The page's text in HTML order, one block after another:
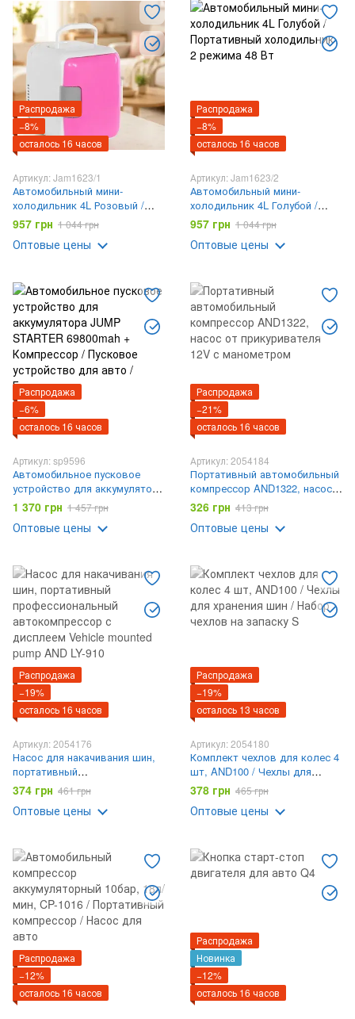
Распродажа
−8%
осталось 16 часов
Артикул: Jam1623/1
Автомобильный мини-
холодильник 4L Розовый /
Портативный холодильник 2
режима 48 Вт
957 грн 1 044 грн
Оптовые цены
Распродажа
−8%
осталось 16 часов
Артикул: Jam1623/2
Автомобильный мини-
холодильник 4L Голубой /
Портативный холодильник 2
режима 48 Вт
957 грн 1 044 грн
Оптовые цены
Распродажа
−6%
осталось 16 часов
Артикул: sp9596
Автомобильное пусковое
устройство для аккумулятора
JUMP STARTER 69800mah +
Компрессор / Пусковое
устройство для авто / Бустер
1 370 грн 1 457 грн
Оптовые цены
Распродажа
−21%
осталось 16 часов
Артикул: 2054184
Портативный автомобильный
компрессор AND1322, насос
от прикуривателя 12V с
манометром
326 грн 413 грн
Оптовые цены
Распродажа
−19%
осталось 16 часов
Артикул: 2054176
Насос для накачивания шин,
портативный
профессиональный
автокомпрессор с дисплеем
Vehicle mounted pump AND LY-
374 грн 461 грн
Оптовые цены
Распродажа
−19%
осталось 13 часов
Артикул: 2054180
Комплект чехлов для колес 4
шт, AND100 / Чехлы для
хранения шин / Набор чехлов
на запаску S
378 грн 465 грн
Оптовые цены
Распродажа
−12%
осталось 16 часов
Распродажа
Новинка
−12%
осталось 16 часов